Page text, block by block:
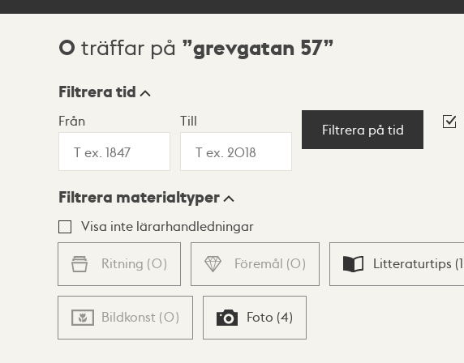
Sökresultat
0 träffar på grevgatan 57
Visningsläge
Lista Karta
Filtrera tid
Från Till
Filtrera på tid
Filtrera materialtyper
Visa inte lärarhandledningar
Ritning (0) Föremål (0) Litteraturtips (1
Bildkonst (0) Foto (4)